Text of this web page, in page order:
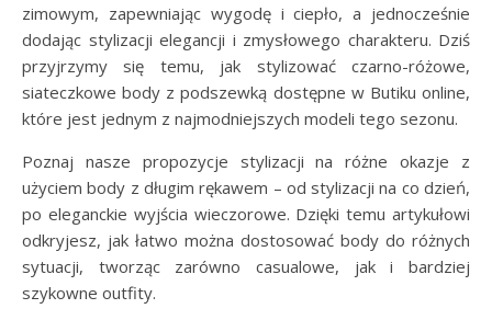
zimowym, zapewniając wygodę i ciepło, a jednocześnie
dodając stylizacji elegancji i zmysłowego charakteru. Dziś
przyjrzymy się temu, jak stylizować czarno-różowe,
siateczkowe body z podszewką dostępne w Butiku online,
które jest jednym z najmodniejszych modeli tego sezonu.
Poznaj nasze propozycje stylizacji na różne okazje z
użyciem body z długim rękawem – od stylizacji na co dzień,
po eleganckie wyjścia wieczorowe. Dzięki temu artykułowi
odkryjesz, jak łatwo można dostosować body do różnych
sytuacji, tworząc zarówno casualowe, jak i bardziej
szykowne outfity.